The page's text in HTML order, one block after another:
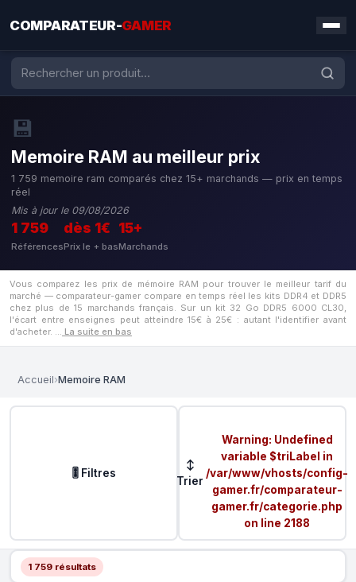
COMPARATEUR-GAMER
💾
Memoire RAM au meilleur prix
1 759 memoire ram comparés chez 15+ marchands — prix en temps
réel
Mis à jour le 09/08/2026
1 759
Références
dès 1€
Prix le + bas
15+
Marchands
Vous comparez les prix de mémoire RAM pour trouver le meilleur tarif du
marché — comparateur-gamer compare en temps réel les kits DDR4 et DDR5
chez plus de 15 marchands français. Sur un kit 32 Go DDR5 6000 CL30,
l'écart entre enseignes peut atteindre 15€ à 25€ : autant l'identifier avant
d'acheter. … La suite en bas
Accueil›Memoire RAM
🎚️ Filtres
↕
Trier
Warning: Undefined
variable $triLabel in
/var/www/vhosts/config-
gamer.fr/comparateur-
gamer.fr/categorie.php
on line 2188
1 759 résultats